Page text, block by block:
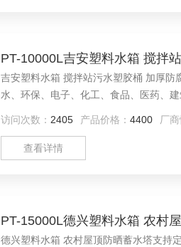
PT-10000L吉安塑料水箱 搅拌
吉安塑料水箱 搅拌站污水塑胶桶 加厚防腐，广泛用于高层建筑二次蓄水、水处理净化设备配套、工业用冷却
水、环保、电子、化工、食品、医药、
访问次数： 2405 产品价格： 4400 厂商
查看详情
PT-15000L德兴塑料水箱 农村
德兴塑料水箱 农村屋顶防晒蓄水塔支持定制，滚塑储罐生产厂家武汉诺顺公司具有良好的市场信誉,专业技术